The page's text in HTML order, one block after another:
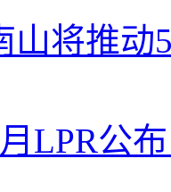
山将推
LPR公